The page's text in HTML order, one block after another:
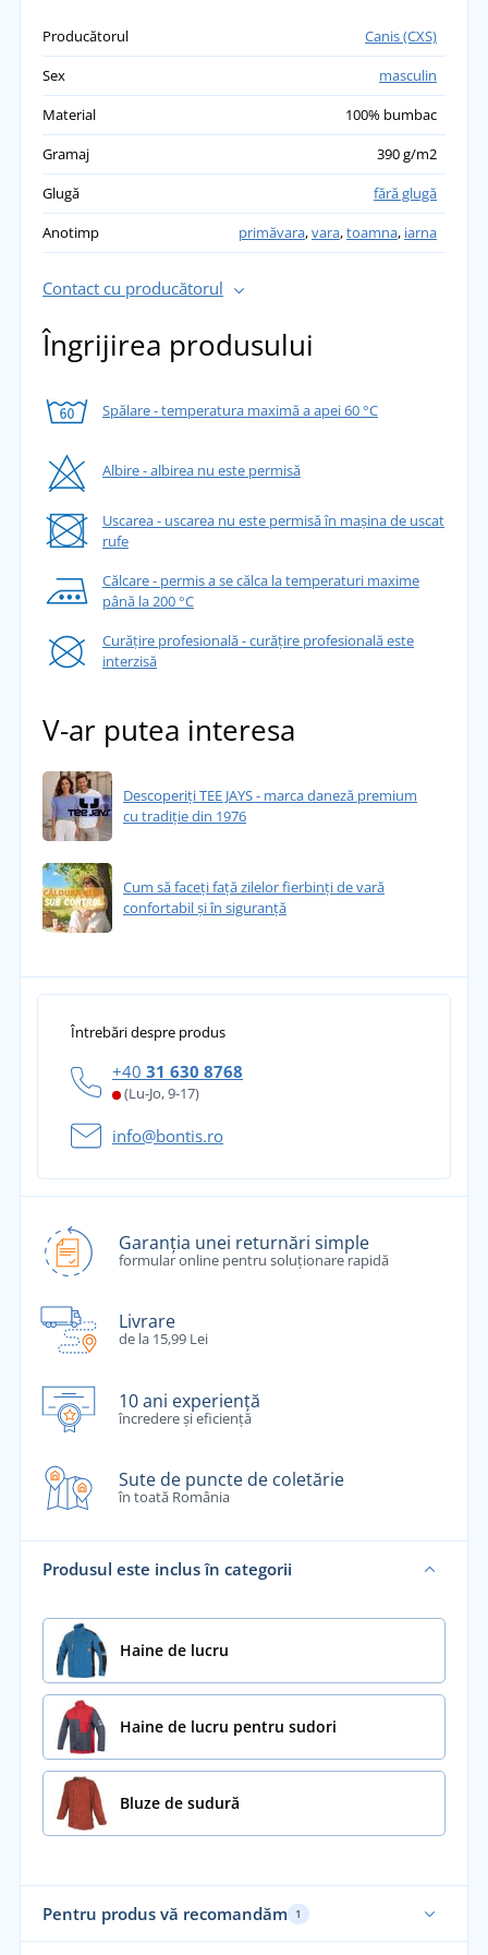
Producătorul
Canis (CXS)
Sex
masculin
Material
100% bumbac
Gramaj
390 g/m2
Glugă
fără glugă
Anotimp
primăvara,vara,toamna, iarna
Contact cu producătorul
Îngrijirea produsului
Spălare - temperatura maximă a apei 60 °C
Albire - albirea nu este permisă
Uscarea - uscarea nu este permisă în mașina de uscat
rufe
Călcare - permis a se călca la temperaturi maxime
până la 200 °C
Curățire profesională - curățire profesională este
interzisă
V-ar putea interesa
Descoperiți TEE JAYS - marca daneză premium
cu tradiție din 1976
Cum să faceți față zilelor fierbinți de vară
confortabil și în siguranță
Întrebări despre produs
+40 31 630 8768
(Lu-Jo, 9-17)
info@bontis.ro
Garanția unei returnări simple
formular online pentru soluționare rapidă
Livrare
de la 15,99 Lei
10 ani experiență
încredere și eficiență
Sute de puncte de coletărie
în toată România
Produsul este inclus în categorii
Haine de lucru
Haine de lucru pentru sudori
Bluze de sudură
Pentru produs vă recomandăm 1